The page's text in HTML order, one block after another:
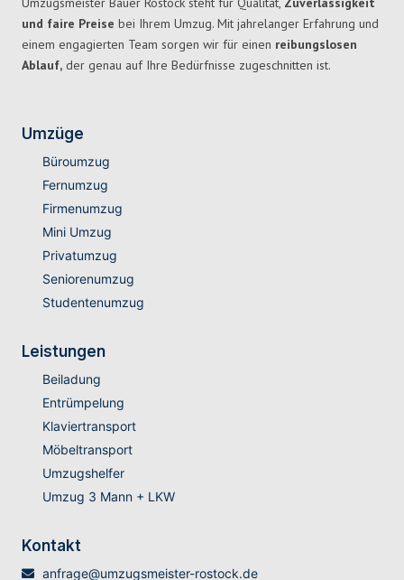
und faire Preise bei Ihrem Umzug. Mit jahrelanger Erfahrung und
einem engagierten Team sorgen wir für einen reibungslosen
Ablauf, der genau auf Ihre Bedürfnisse zugeschnitten ist.
Umzüge
Büroumzug
Fernumzug
Firmenumzug
Mini Umzug
Privatumzug
Seniorenumzug
Studentenumzug
Leistungen
Beiladung
Entrümpelung
Klaviertransport
Möbeltransport
Umzugshelfer
Umzug 3 Mann + LKW
Kontakt
anfrage@umzugsmeister-rostock.de